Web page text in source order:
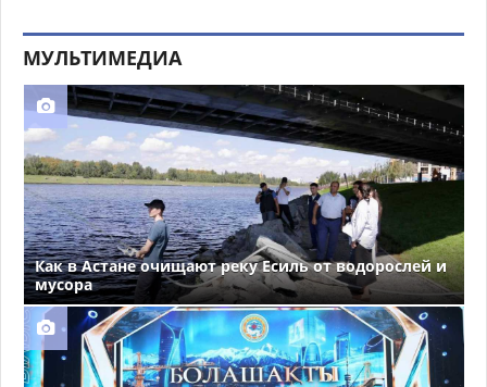
МУЛЬТИМЕДИА
Как в Астане очищают реку Есиль от водорослей и
мусора